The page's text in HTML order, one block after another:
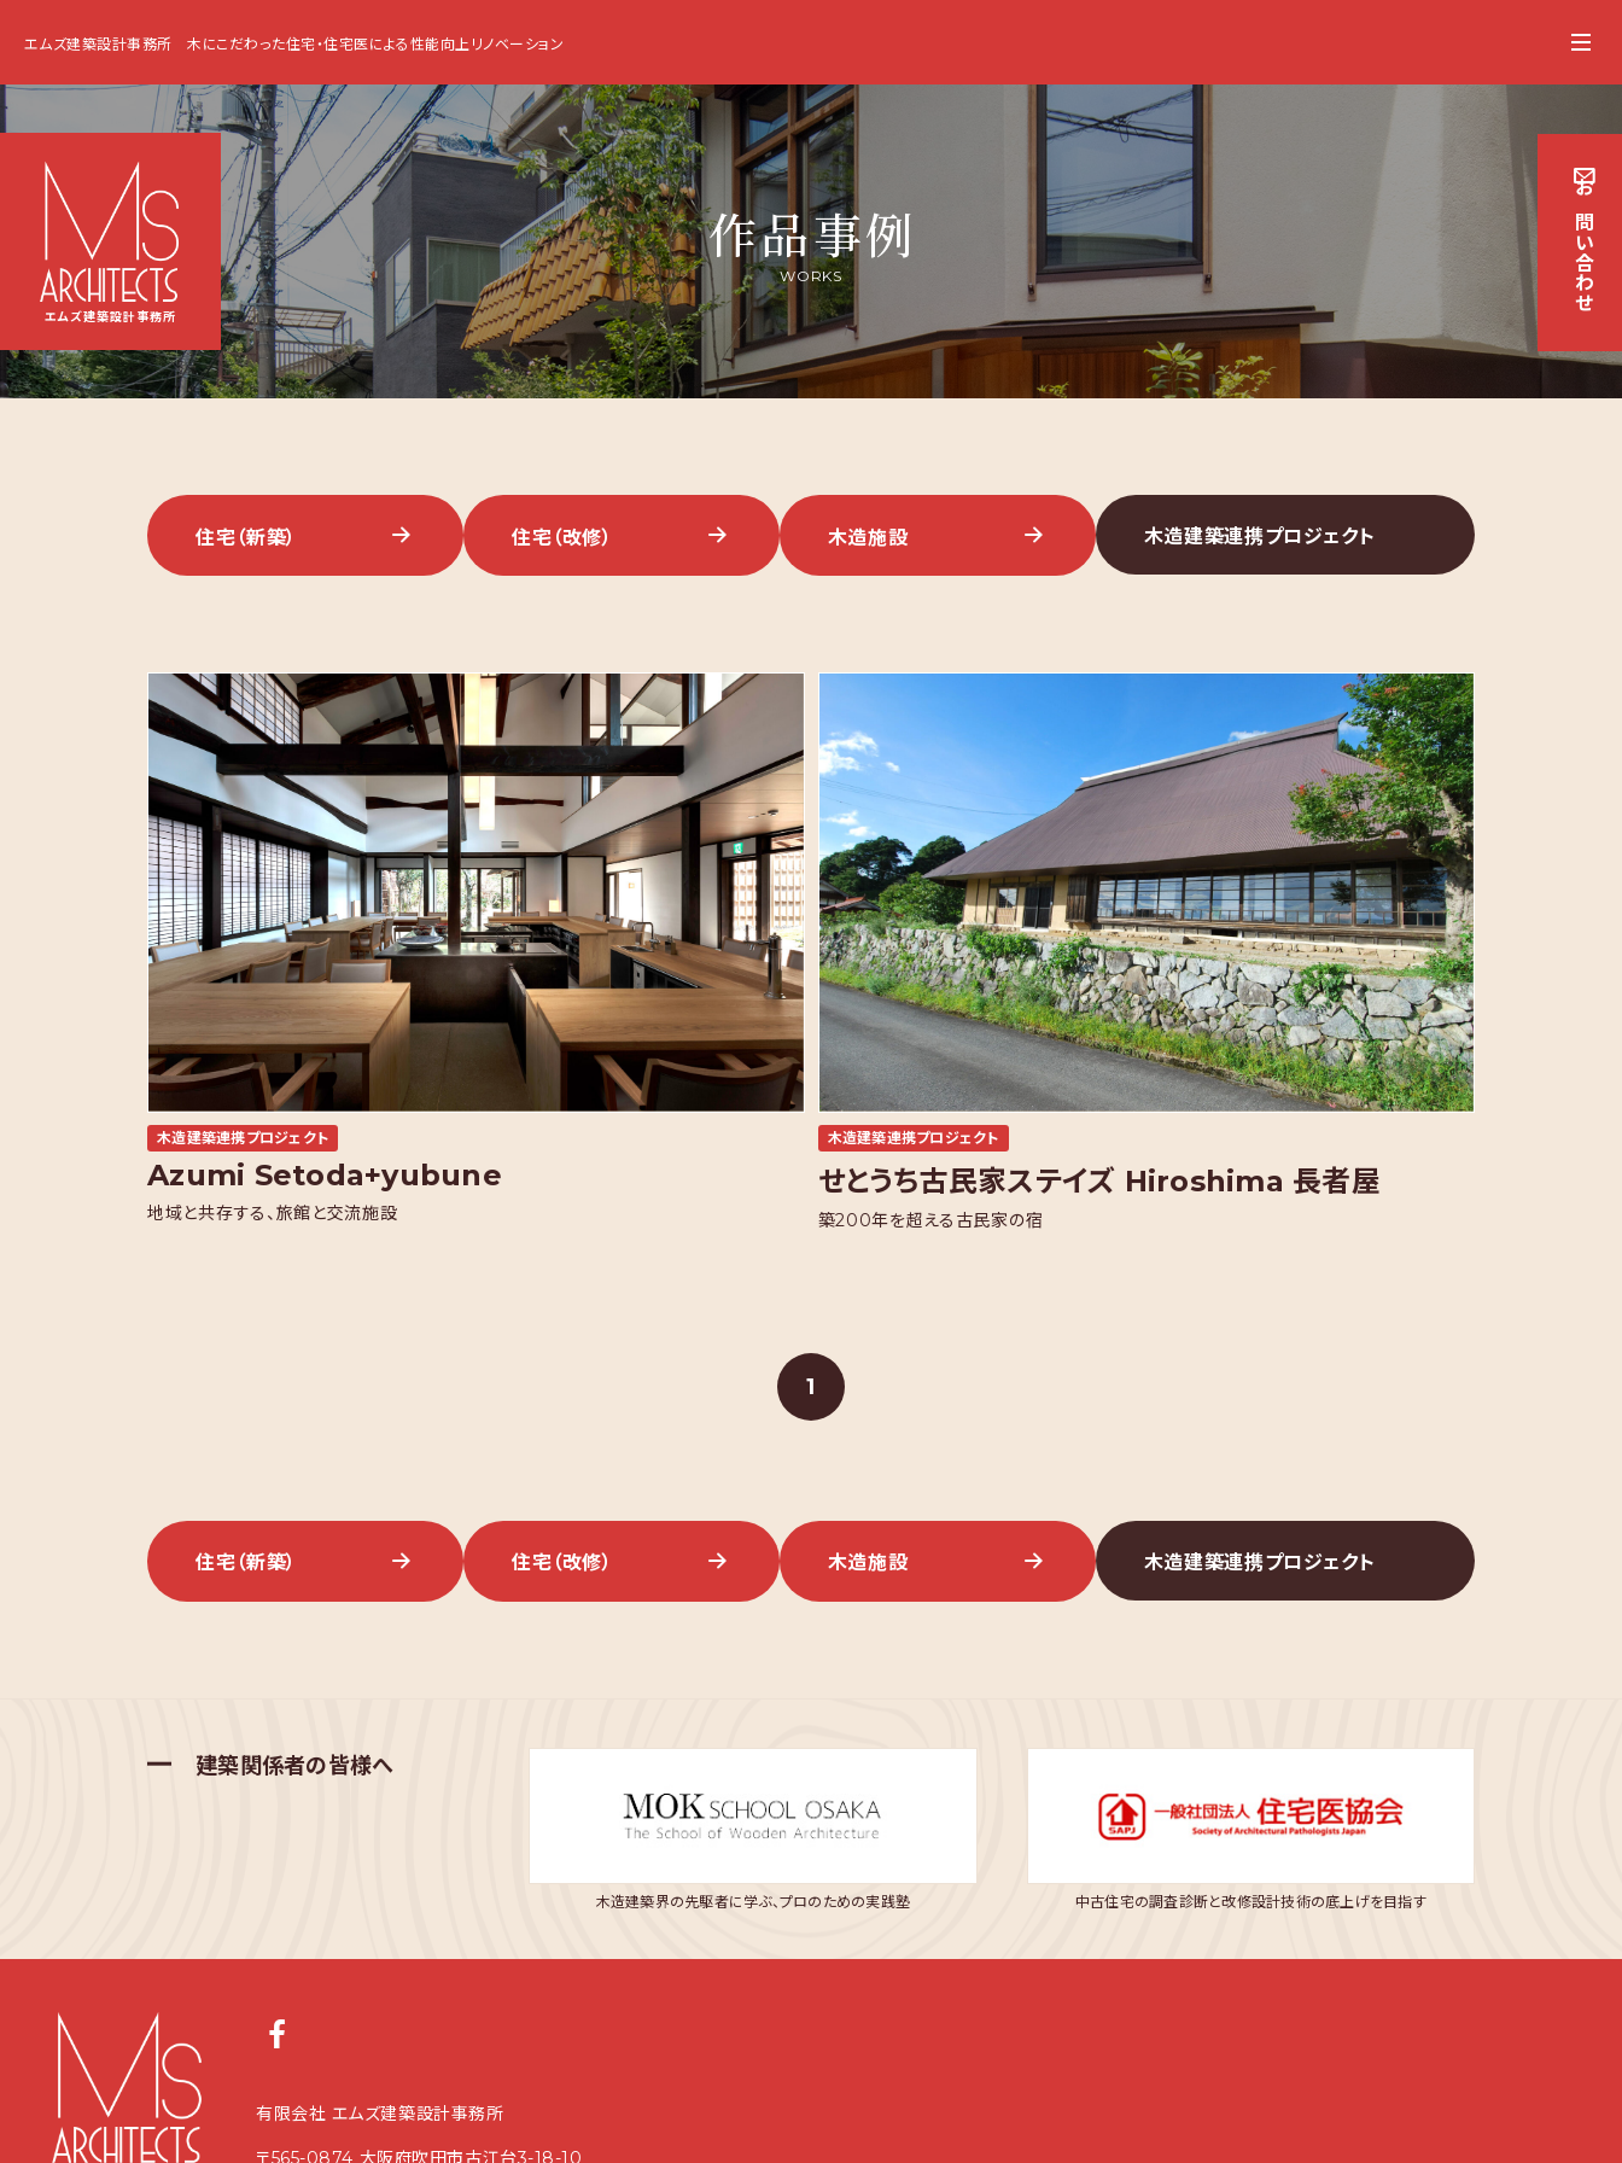
エムズ建築設計事務所 木にこだわった住宅・住宅医による性能向上リノベーション
お
問
い
合
わせ
エムズ建築設計事務所
作品事例
WORKS
住宅 （新築） 住宅 （改修） 木造施設 木造建築連携プロジェクト
木造建築連携プロジェクト
Azumi Setoda+yubune
地域と共存する、旅館と交流施設
木造建築連携プロジェクト
せとうち古民家ステイズ Hiroshima 長者屋
築200年を超える古民家の宿
1
住宅 （新築） 住宅 （改修） 木造施設 木造建築連携プロジェクト
建築関係者の皆様へ
木造建築界の先駆者に学ぶ、プロのための実践塾 中古住宅の調査診断と改修設計技術の底上げを目指す
有限会社 エムズ建築設計事務所
〒565-0874 大阪府吹田市古江台3-18-10